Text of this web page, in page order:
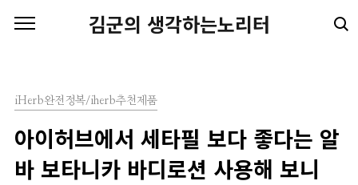
김군의 생각하는노리터
iHerb완전정복/iherb추천제품
아이허브에서 세타필 보다 좋다는 알
바 보타니카 바디로션 사용해 보니